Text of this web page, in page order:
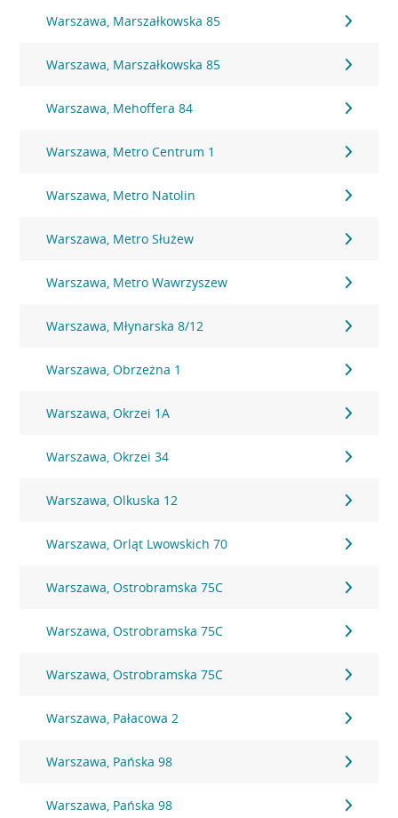
Warszawa, Marszałkowska 85
Warszawa, Marszałkowska 85
Warszawa, Mehoffera 84
Warszawa, Metro Centrum 1
Warszawa, Metro Natolin
Warszawa, Metro Służew
Warszawa, Metro Wawrzyszew
Warszawa, Młynarska 8/12
Warszawa, Obrzeżna 1
Warszawa, Okrzei 1A
Warszawa, Okrzei 34
Warszawa, Olkuska 12
Warszawa, Orląt Lwowskich 70
Warszawa, Ostrobramska 75C
Warszawa, Ostrobramska 75C
Warszawa, Ostrobramska 75C
Warszawa, Pałacowa 2
Warszawa, Pańska 98
Warszawa, Pańska 98